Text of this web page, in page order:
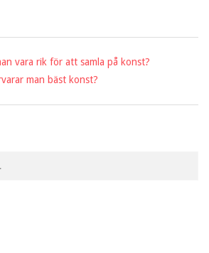
vara rik för att samla på konst?
man bäst konst?